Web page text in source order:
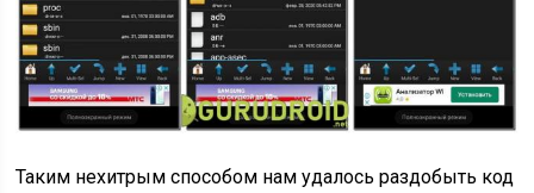
Таким нехитрым способом нам удалось раздобыть код